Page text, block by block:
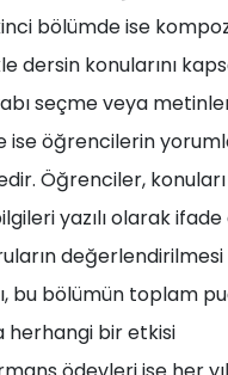
bölümde ise
dersin konularını
seçme veya
ise öğrencilerin
Öğrenciler, konuları
yazılı olarak
değerlendirilmesi
bu bölümün toplam
herhangi bir etkisi